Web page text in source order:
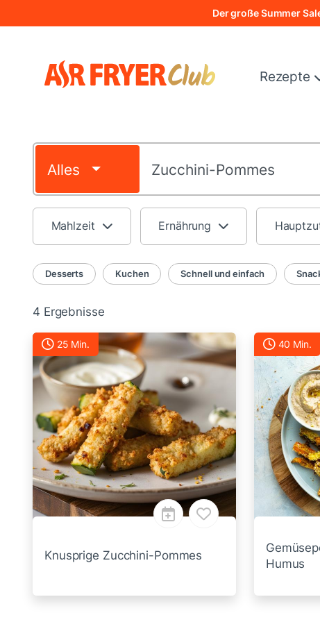
zum
Der große Summer
Rezepte
Alles
Mahlzeit Ernährung
Desserts Kuchen Schnell und einfach
4 Ergebnisse
25 Min.
Knusprige Zucchini-Pommes
40 Min.
Humus